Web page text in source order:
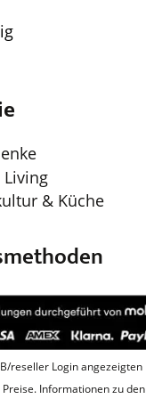
Living
& Küche
reseller Login angezeigten
Informationen zu den